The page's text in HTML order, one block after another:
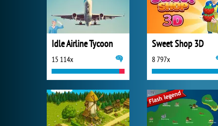
Idle Airline Tycoon
15 114x
Sweet Shop 3D
8 797x